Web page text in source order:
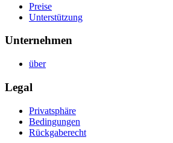
Preise
Unterstützung
Unternehmen
über
Legal
Privatsphäre
Bedingungen
Rückgaberecht